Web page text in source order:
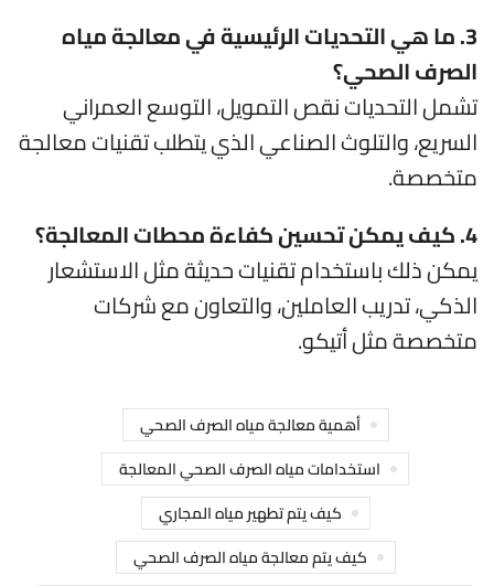
3. ما هي التحديات الرئيسية في معالجة مياه
الصرف الصحي؟
تشمل التحديات نقص التمويل، التوسع العمراني
السريع، والتلوث الصناعي الذي يتطلب تقنيات معالجة
متخصصة.
4. كيف يمكن تحسين كفاءة محطات المعالجة؟
يمكن ذلك باستخدام تقنيات حديثة مثل الاستشعار
الذكي، تدريب العاملين، والتعاون مع شركات
متخصصة مثل أتيكو.
أهمية معالجة مياه الصرف الصحي
استخدامات مياه الصرف الصحي المعالجة
كيف يتم تطهير مياه المجاري
كيف يتم معالجة مياه الصرف الصحي